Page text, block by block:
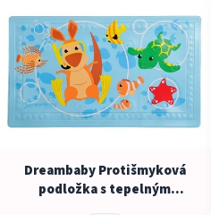
Dreambaby Protišmyková
podložka s tepelným